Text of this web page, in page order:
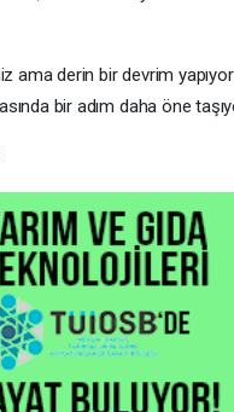
ama derin bir devrim yapıyor:
bir adım daha öne